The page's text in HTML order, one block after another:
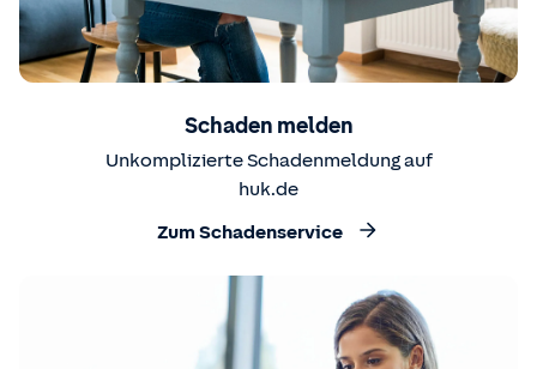
Schaden melden
Unkomplizierte Schadenmeldung auf
huk.de
Zum Schadenservice